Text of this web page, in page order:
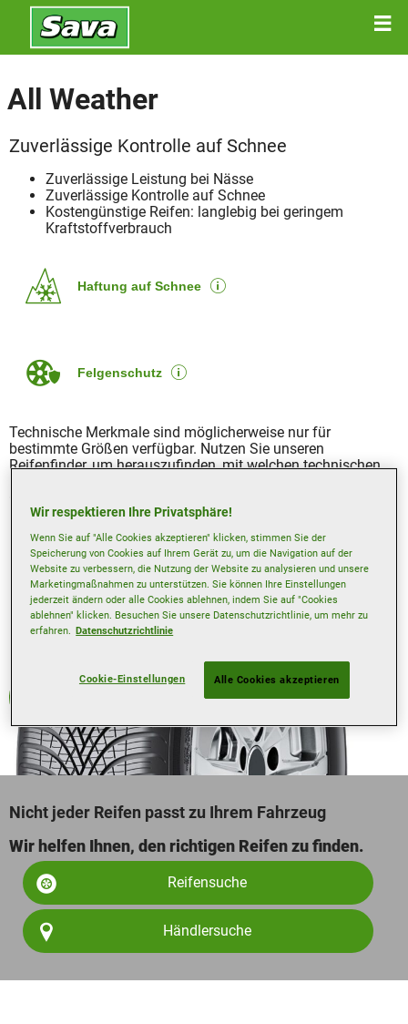
All Weather
Zuverlässige Kontrolle auf Schnee
Zuverlässige Leistung bei Nässe
Zuverlässige Kontrolle auf Schnee
Kostengünstige Reifen: langlebig bei geringem
Kraftstoffverbrauch
Haftung auf Schnee
Felgenschutz
Technische Merkmale sind möglicherweise nur für
bestimmte Größen verfügbar. Nutzen Sie unseren
Reifenfinder, um herauszufinden, mit welchen technischen
Nicht jeder Reifen passt zu Ihrem Fahrzeug
Wir helfen Ihnen, den richtigen Reifen zu finden.
Reifensuche
Händlersuche
Wir respektieren Ihre Privatsphäre!
Wenn Sie auf "Alle Cookies akzeptieren" klicken, stimmen Sie der
Speicherung von Cookies auf Ihrem Gerät zu, um die Navigation auf der
Website zu verbessern, die Nutzung der Website zu analysieren und unsere
Marketingmaßnahmen zu unterstützen. Sie können Ihre Einstellungen
jederzeit ändern oder alle Cookies ablehnen, indem Sie auf "Cookies
ablehnen" klicken. Besuchen Sie unsere Datenschutzrichtlinie, um mehr zu
erfahren. Datenschutzrichtlinie
Cookie-Einstellungen Alle Cookies akzeptieren